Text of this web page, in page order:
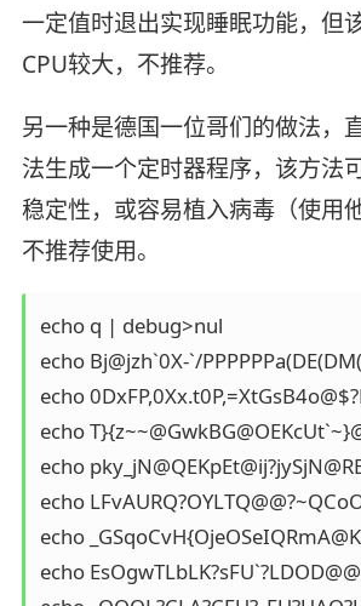
一定值时退出实现睡眠功能，但
CPU较大，不推荐。
另一种是德国一位哥们的做法，
法生成一个定时器程序，该方法
稳定性，或容易植入病毒（使用
不推荐使用。
echo q | debug>nul
echo Bj@jzh`0X-`/
echo
echo
echo
echo
echo
echo